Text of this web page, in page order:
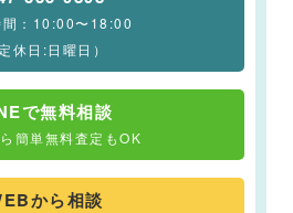
間：10:00〜18:00
定休日:日曜日）
で無料相談
簡単無料査定もOK
から相談